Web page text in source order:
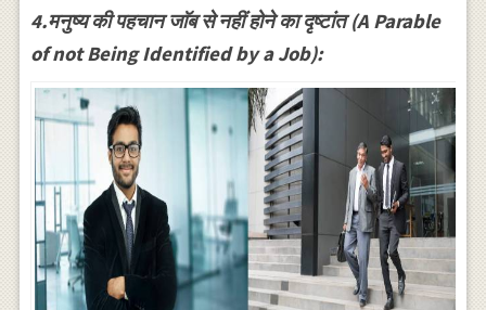
4.मनुष्य की पहचान जाॅब से नहीं होने का दृष्टांत (A Parable
of not Being Identified by a Job):